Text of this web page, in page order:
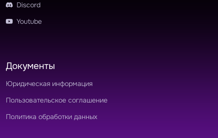
Discord
Youtube
Документы
Юридическая информация
Пользовательское соглашение
Политика обработки данных